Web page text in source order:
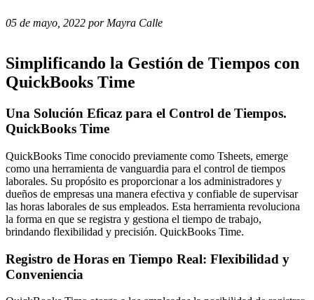
05 de mayo, 2022 por Mayra Calle
Simplificando la Gestión de Tiempos con
QuickBooks Time
Una Solución Eficaz para el Control de Tiempos.
QuickBooks Time
QuickBooks Time conocido previamente como Tsheets, emerge
como una herramienta de vanguardia para el control de tiempos
laborales. Su propósito es proporcionar a los administradores y
dueños de empresas una manera efectiva y confiable de supervisar
las horas laborales de sus empleados. Esta herramienta revoluciona
la forma en que se registra y gestiona el tiempo de trabajo,
brindando flexibilidad y precisión. QuickBooks Time.
Registro de Horas en Tiempo Real: Flexibilidad y
Conveniencia